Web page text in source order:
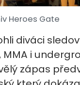
Heroes Gate
diváci
MMA i
zápas